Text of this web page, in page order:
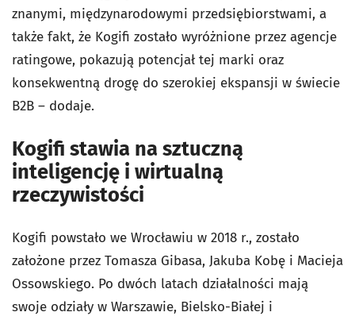
znanymi, międzynarodowymi przedsiębiorstwami, a
także fakt, że Kogifi zostało wyróżnione przez agencje
ratingowe, pokazują potencjał tej marki oraz
konsekwentną drogę do szerokiej ekspansji w świecie
B2B – dodaje.
Kogifi stawia na sztuczną
inteligencję i wirtualną
rzeczywistości
Kogifi powstało we Wrocławiu w 2018 r., zostało
założone przez Tomasza Gibasa, Jakuba Kobę i Macieja
Ossowskiego. Po dwóch latach działalności mają
swoje odziały w Warszawie, Bielsko-Białej i